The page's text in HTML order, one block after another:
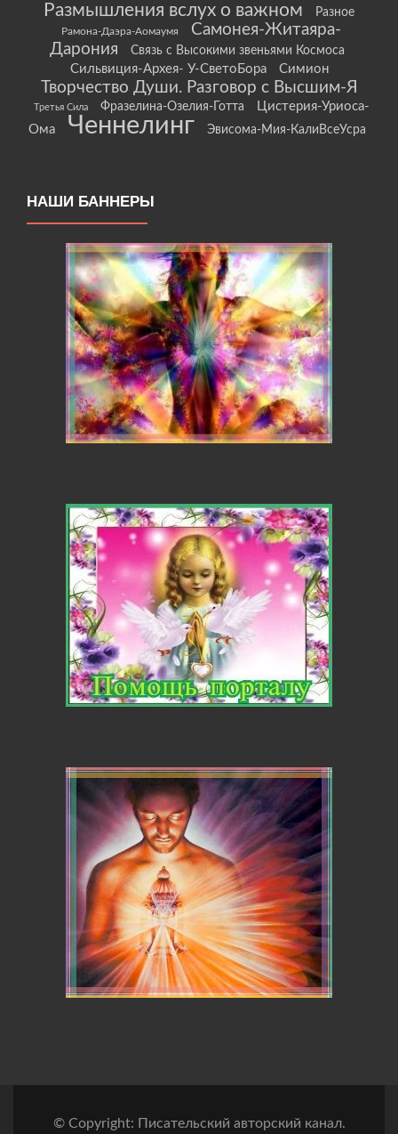
Размышления вслух о важном Разное
Рамона-Даэра-Аомаумя
Самонея-Житаяра-
Дарония
Связь с Высокими звеньями Космоса
Сильвиция-Архея- У-СветоБора Симион
Творчество Души. Разговор с Высшим-Я
Третья Сила Фразелина-Озелия-Готта
Цистерия-Уриоса-
Ома
Ченнелинг Эвисома-Мия-КалиВсеУсра
НАШИ БАННЕРЫ
© Copyright: Писательский авторский канал.